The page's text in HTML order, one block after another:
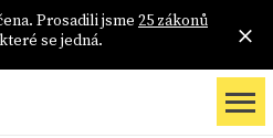
Prosadili jsme 25 zákonů
se jedná.